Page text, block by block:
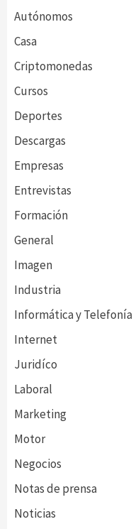
Autónomos
Casa
Criptomonedas
Cursos
Deportes
Descargas
Empresas
Entrevistas
Formación
General
Imagen
Industria
Informática y Telefonía
Internet
Juridíco
Laboral
Marketing
Motor
Negocios
Notas de prensa
Noticias